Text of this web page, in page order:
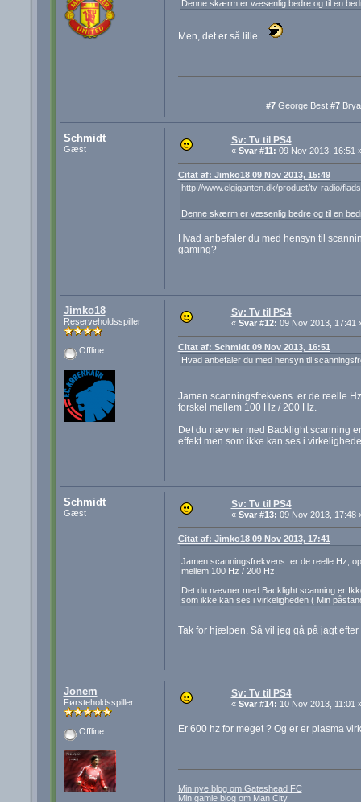
Denne skærm er væsenlig bedre og til en
Men, det er så lille
#7George Best #7
Schmidt
Gæst
Sv: Tv til PS4
« Svar #11: 09 Nov 2013, 16:51
Citat af: Jimko18 09 Nov 2013, 15:49
http://www.elgiganten.dk/product/tv-radio/
Denne skærm er væsenlig bedre og til en
Hvad anbefaler du med hensyn til
gaming?
Jimko18
Reserveholdsspiller
Offline
Sv: Tv til PS4
« Svar #12: 09 Nov 2013, 17:41
Citat af: Schmidt 09 Nov 2013, 16:51
Hvad anbefaler du med hensyn til
Jamen scanningsfrekvens er de reelle
forskel mellem 100 Hz / 200 Hz.
Det du nævner med Backlight scanning
effekt men som ikke kan ses i
Schmidt
Gæst
Sv: Tv til PS4
« Svar #13: 09 Nov 2013, 17:48
Citat af: Jimko18 09 Nov 2013, 17:41
Jamen scanningsfrekvens er de reelle Hz,
mellem 100 Hz / 200 Hz.
Det du nævner med Backlight scanning er
som ikke kan ses i virkeligheden ( Min
Tak for hjælpen. Så vil jeg gå på jagt
Jonem
Førsteholdsspiller
Offline
Sv: Tv til PS4
« Svar #14: 10 Nov 2013, 11:01
Er 600 hz for meget ? Og er er plasma
Min nye blog om Gateshead FC
Min gamle blog om Man City